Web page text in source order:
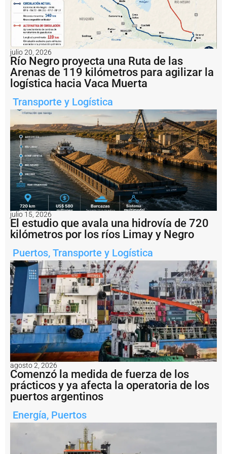
Notas
relacionadas
S
a
n
c
i
n
a
a
u
n
b
u
q
u
e
x
t
r
a
n
j
e
r
o
p
r
p
e
s
c
a
il
e
g
a
l
c
o
julio 20, 2026
Río Negro proyecta una Ruta de las
Arenas de 119 kilómetros para agilizar la
logística hacia Vaca Muerta
Transporte y Logística
julio 15, 2026
El estudio que avala una hidrovía de 720
kilómetros por los ríos Limay y Negro
Puertos, Transporte y Logística
agosto 2, 2026
Comenzó la medida de fuerza de los
prácticos y ya afecta la operatoria de los
puertos argentinos
Energía, Puertos